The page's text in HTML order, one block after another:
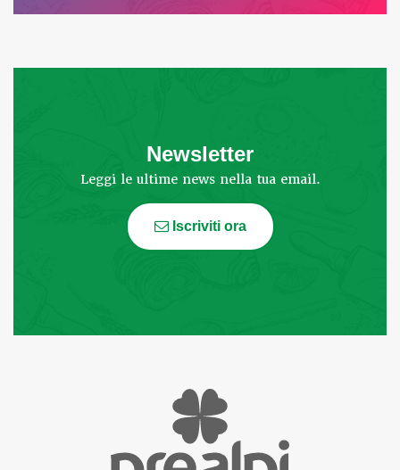
Newsletter
Leggi le ultime news nella tua email.
Iscriviti ora